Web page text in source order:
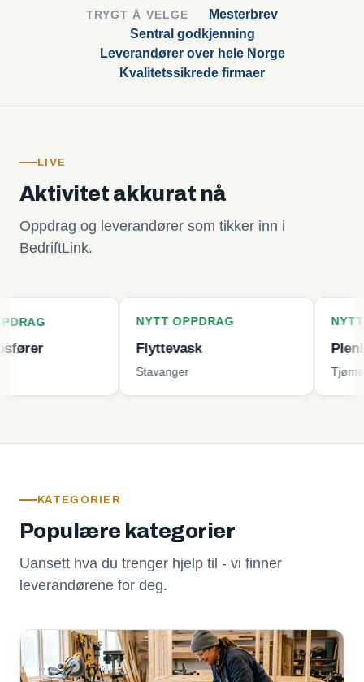
TRYGT Å VELGE
Mesterbrev
Sentral godkjenning
Leverandører over hele Norge
Kvalitetssikrede firmaer
LIVE
Aktivitet akkurat nå
Oppdrag og leverandører som tikker inn i
BedriftLink.
NYTT OPPDRAG
Flyttevask
NYTT
Plenklipping
KATEGORIER
Populære kategorier
Uansett hva du trenger hjelp til - vi finner
leverandørene for deg.